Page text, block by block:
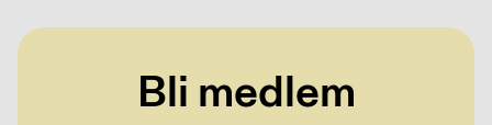
Bli medlem